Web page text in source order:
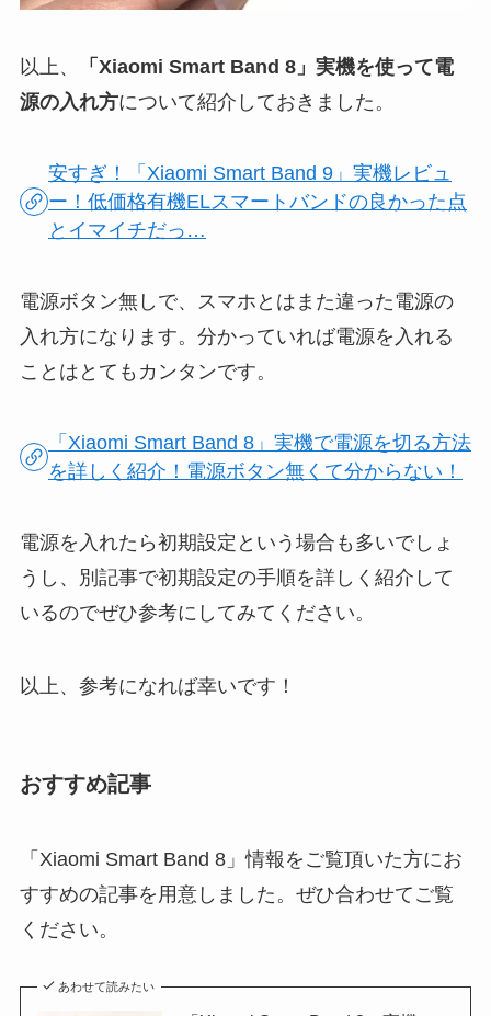
以上、
「Xiaomi Smart Band 8」実機を使って電
源の入れ方について紹介しておきました。
安すぎ！「Xiaomi Smart Band 9」実機レビュ
ー！低価格有機ELスマートバンドの良かった点
とイマイチだっ…
電源ボタン無しで、スマホとはまた違った電源の
入れ方になります。分かっていれば電源を入れる
ことはとてもカンタンです。
「Xiaomi Smart Band 8」実機で電源を切る方法
を詳しく紹介！電源ボタン無くて分からない！
電源を入れたら初期設定という場合も多いでしょ
うし、別記事で初期設定の手順を詳しく紹介して
いるのでぜひ参考にしてみてください。
以上、参考になれば幸いです！
おすすめ記事
「Xiaomi Smart Band 8」情報をご覧頂いた方にお
すすめの記事を用意しました。ぜひ合わせてご覧
ください。
あわせて読みたい